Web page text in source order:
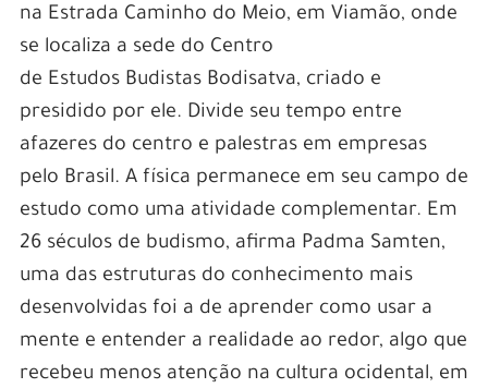
na Estrada Caminho do Meio, em Viamão, onde
se localiza a sede do Centro
de Estudos Budistas Bodisatva, criado e
presidido por ele. Divide seu tempo entre
afazeres do centro e palestras em empresas
pelo Brasil. A física permanece em seu campo de
estudo como uma atividade complementar. Em
26 séculos de budismo, afirma Padma Samten,
uma das estruturas do conhecimento mais
desenvolvidas foi a de aprender como usar a
mente e entender a realidade ao redor, algo que
recebeu menos atenção na cultura ocidental, em